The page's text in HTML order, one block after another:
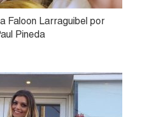
Faloon Larraguibel por
Pineda